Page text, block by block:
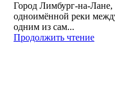
Город Лимбург-на-
одноимённой реки
одним из сам...
Продолжить чтение